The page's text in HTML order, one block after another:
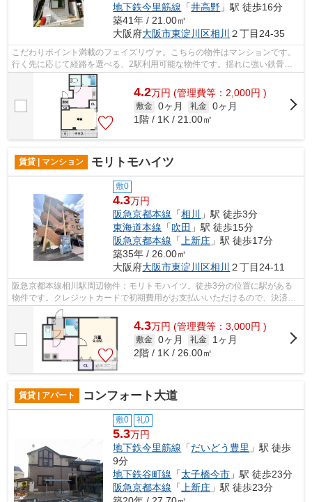
地下鉄今里筋線 「井高野 」駅 徒歩16分
築41年 / 21.00㎡
大阪府大阪市東淀川区相川 ２丁目24-35
こだわりポイント満載のフェイズリヴァ。こちらの物件はマンションです。
行く先に応じて経路を選べる、2駅利用可能な物件です。揺れに強い鉄骨造
には安心感があります。ミライズ吹田店...
4.2万円 (管理費等：2,000円 )
敷金 0ヶ月 礼金 0ヶ月
1階 / 1K / 21.00㎡
賃貸 | マンション モリトモハイツ
敷0
4.3万円
阪急京都本線 「相川
」駅 徒歩3分
東海道本線 「吹田 」駅 徒歩15分
阪急京都本線 「 上新庄 」駅 徒歩17分
築35年 / 26.00㎡
大阪府大阪市東淀川区相川 ２丁目24-11
阪急京都本線相川駅周辺物件：モリトモハイツ。徒歩3分の位置に駅がある
物件です。クレジットカードで初期費用がお支払いいただけるので、決済の
手間が軽減できます。もしものときの地...
4.3万円 (管理費等：3,000円 )
敷金 0ヶ月 礼金
1ヶ月
2階 / 1K / 26.00㎡
賃貸 | アパート コンフォート大道
敷0 礼0
5.3万円
地下鉄今里筋線 「だいどう豊里 」駅 徒歩
9分
地下鉄谷町線 「太子橋今市 」駅 徒歩23分
阪急京都本線 「 上新庄 」駅 徒歩23分